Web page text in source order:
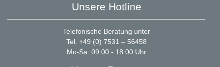
Unsere Hotline
Telefonische Beratung unter
Tel. +49 (0) 7531 – 56458
Mo-Sa: 09:00 - 18:00 Uhr